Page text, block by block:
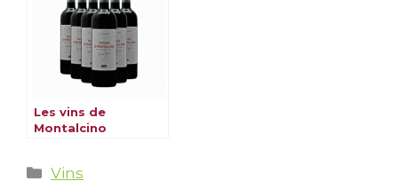
Les vins de
Montalcino
Catégories
Vins